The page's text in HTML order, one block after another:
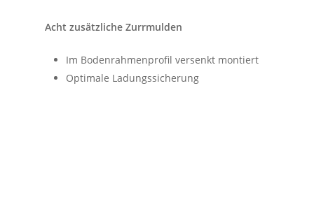
Acht zusätzliche Zurrmulden
Im Bodenrahmenprofil versenkt montiert
Optimale Ladungssicherung